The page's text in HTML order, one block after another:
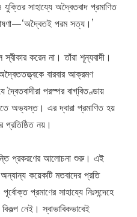
সাহায্যে অদ্বৈতবাদ প্রমাণিত
পরম সত্য।’
স্বীকার করেন না। তাঁরা শূন্যবাদী।
বারবার আক্রমণ
পরস্পর বাগ্‌বিতণ্ডায়
অভ্যস্ত। এর দ্বারা প্রমাণিত হয়
নয়।
প্রকরণের আলোচনা শুরু। এই
কয়েকটি মতবাদের প্রতি
প্রমাণের সাহায্যে নিঃসন্দেহে
নেই। স্বাভাবিকভাবেই